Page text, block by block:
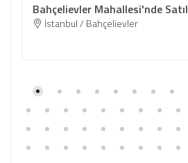
Bahçelievler Mahallesi'nde
İstanbul / Bahçelievler